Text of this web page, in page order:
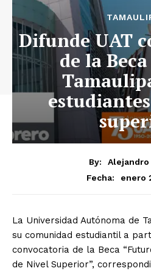
Difunde UAT
de la
By:
Fecha:
enero
La Universidad Autónoma de
su comunidad estudiantil a
convocatoria de la Beca
de Nivel Superior”,